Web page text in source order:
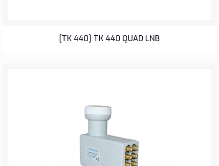
LNB
[TK 440] TK 440 QUAD LNB